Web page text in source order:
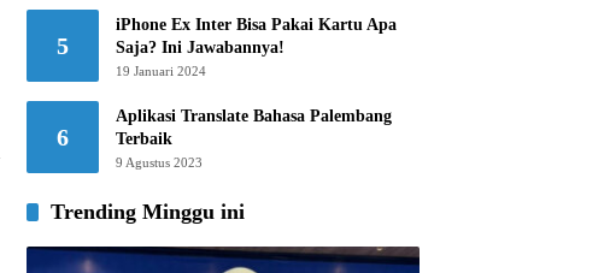
5
iPhone Ex Inter Bisa Pakai Kartu Apa
Saja? Ini Jawabannya!
19 Januari 2024
6
Aplikasi Translate Bahasa Palembang
Terbaik
9 Agustus 2023
Trending Minggu ini